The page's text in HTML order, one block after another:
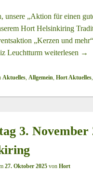
unsere „Aktion für einen
Hort Helsinkiring
„Kerzen und
Leuchtturm weiterlesen →
Aktuelles Allgemein Hort Aktuelles
3.
27. Oktober 2025 von Hort